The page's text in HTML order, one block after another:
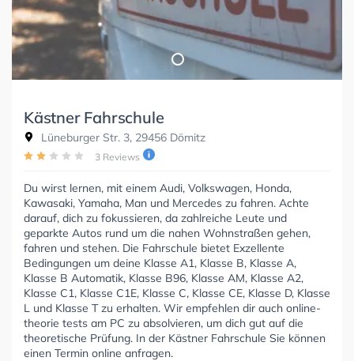
Kästner Fahrschule
Lüneburger Str. 3, 29456 Dömitz
3 Reviews
Du wirst lernen, mit einem Audi, Volkswagen, Honda,
Kawasaki, Yamaha, Man und Mercedes zu fahren. Achte
darauf, dich zu fokussieren, da zahlreiche Leute und
geparkte Autos rund um die nahen Wohnstraßen gehen,
fahren und stehen. Die Fahrschule bietet Exzellente
Bedingungen um deine Klasse A1, Klasse B, Klasse A,
Klasse B Automatik, Klasse B96, Klasse AM, Klasse A2,
Klasse C1, Klasse C1E, Klasse C, Klasse CE, Klasse D, Klasse
L und Klasse T zu erhalten. Wir empfehlen dir auch online-
theorie tests am PC zu absolvieren, um dich gut auf die
theoretische Prüfung. In der Kästner Fahrschule Sie können
einen Termin online anfragen.